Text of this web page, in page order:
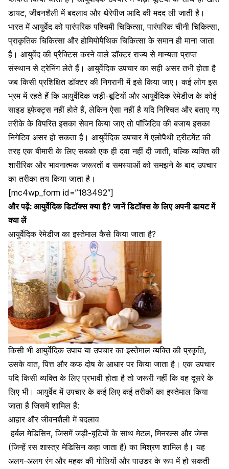
डायट, जीवनशैली में बदलाव और थेरेपीज आदि की मदद ली जाती है।
भारत में आयुर्वेद को पारंपरिक पश्चिमी चिकित्सा, पारंपरिक चीनी चिकित्सा,
प्राकृतिक चिकित्सा और होमियोपैथिक चिकित्सा के समान ही माना जाता
है। आयुर्वेद की प्रैक्टिस करने वाले डॉक्टर राज्य से मान्यता प्राप्त
संस्थान से ट्रेनिंग लेते हैं। आयुर्वेदिक उपचार का सही असर तभी होता है
जब किसी प्रशिक्षित डॉक्टर की निगरानी में इसे किया जाए। कई लोग इस
भ्रम में रहते हैं कि आयुर्वेदिक जड़ी-बूटियों और आयुर्वेदिक रेमेडीज के कोई
साइड इफेक्ट्स नहीं होते हैं, लेकिन ऐसा नहीं है यदि निश्चित और बताए गए
तरीके के विपरित इसका सेवन किया जाए तो पॉजिटिव की बजाय इसका
निगेटिव असर हो सकता है। आयुर्वेदिक उपचार में एलोपैथी ट्रीटमेंट की
तरह एक बीमारी के लिए सबको एक ही दवा नहीं दी जाती, बल्कि व्यक्ति की
शारीरिक और भावनात्मक जरूरतों व समस्याओं को समझने के बाद उपचार
का तरीका तय किया जाता है।
[mc4wp_form id=”183492″]
और पढ़ें: आयुर्वेदिक डिटॉक्स क्या है? जानें डिटॉक्स के लिए अपनी डायट में
क्या लें
आयुर्वेदिक रेमेडीज का इस्तेमाल कैसे किया जाता है?
किसी भी आयुर्वेदिक उपाय या उपचार का इस्तेमाल व्यक्ति की प्रकृति,
उसके वात, पित्त और कफ दोष के आधार पर किया जाता है। एक उपचार
यदि किसी व्यक्ति के लिए प्रभावी होता है तो जरूरी नहीं कि वह दूसरे के
लिए भी। आयुर्वेद में उपचार के कई लिए कई तरीकों का इस्तेमाल किया
जाता है जिसमें शामिल हैं:
आहार और जीवनशैली में बदलाव
हर्बल मेडिसिन, जिसमें जड़ी-बूटियों के साथ मेटल, मिनरल्स और जेम्स
(जिन्हें रस शास्त्र मेडिसिन कहा जाता है) का मिश्रण शामिल है। यह
अलग-अलग रंग और महक की गोलियों और पाउडर के रूप में हो सकती